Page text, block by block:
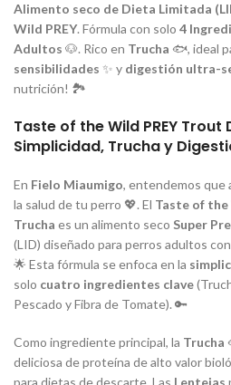
Alimento seco de Dieta Limitada
Wild PREY. Fórmula con solo 4
Adultos 🐶. Rico en Trucha 🐟, ideal
sensibilidades ✨ y digestión ultra-
nutrición! 🏞️
Taste of the Wild PREY Trout
Simplicidad, Trucha y
En Fielo Miaumigo, entendemos que
la salud de tu perro 💖. El Taste of the
Trucha es un alimento seco Super
(LID) diseñado para perros adultos
🌟 Esta fórmula se enfoca en la
solo cuatro ingredientes clave
Pescado y Fibra de Tomate). 🔑
Como ingrediente principal, la Trucha
deliciosa de proteína de alto valor
para dietas de descarte. Las Lentejas